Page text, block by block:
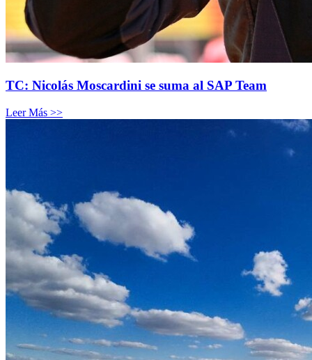
TC: Nicolás Moscardini se suma al SAP Team
Leer Más >>